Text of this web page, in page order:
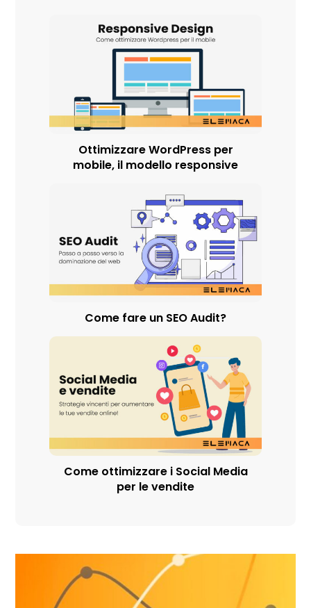
Ottimizzare WordPress per
mobile, il modello responsive
Come fare un SEO Audit?
Come ottimizzare i Social Media
per le vendite